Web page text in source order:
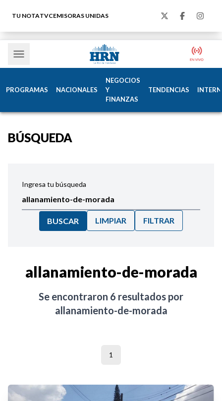
TU NOTATVCEMISORAS UNIDAS
PROGRAMAS NACIONALES
NEGOCIOS
Y
FINANZAS
TENDENCIAS
BÚSQUEDA
Ingresa tu búsqueda
BUSCAR LIMPIAR FILTRAR
allanamiento-de-morada
Se encontraron 6 resultados por
allanamiento-de-morada
1